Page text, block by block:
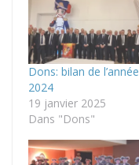
Dons: bilan de l’année
2024
19 janvier 2025
Dans "Dons"